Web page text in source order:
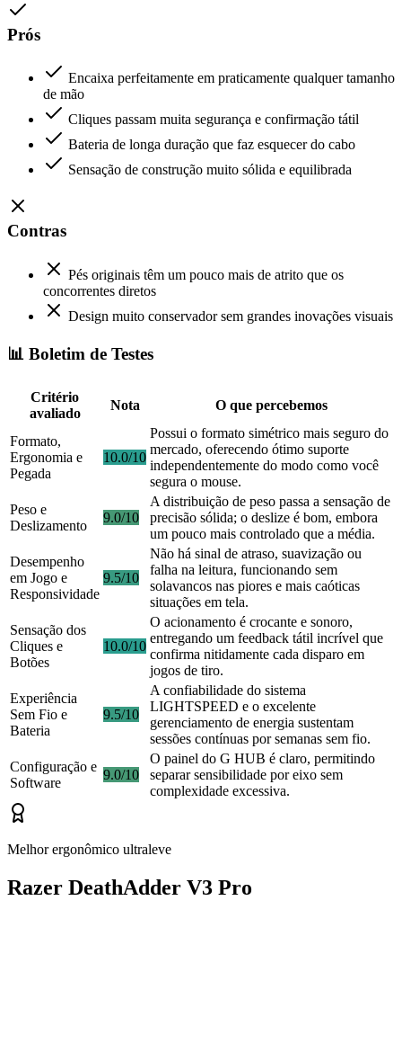
Prós
Encaixa perfeitamente em praticamente qualquer tamanho
de mão
Cliques passam muita segurança e confirmação tátil
Bateria de longa duração que faz esquecer do cabo
Sensação de construção muito sólida e equilibrada
Contras
Pés originais têm um pouco mais de atrito que os
concorrentes diretos
Design muito conservador sem grandes inovações visuais
📊 Boletim de Testes
Critério
avaliado
Nota O que percebemos
Formato,
Ergonomia e
Pegada
10.0/10
Possui o formato simétrico mais seguro do
mercado, oferecendo ótimo suporte
independentemente do modo como você
segura o mouse.
Peso e
Deslizamento
9.0/10
A distribuição de peso passa a sensação de
precisão sólida; o deslize é bom, embora
um pouco mais controlado que a média.
Desempenho
em Jogo e
Responsividade
9.5/10
Não há sinal de atraso, suavização ou
falha na leitura, funcionando sem
solavancos nas piores e mais caóticas
situações em tela.
Sensação dos
Cliques e
Botões
10.0/10
O acionamento é crocante e sonoro,
entregando um feedback tátil incrível que
confirma nitidamente cada disparo em
jogos de tiro.
Experiência
Sem Fio e
Bateria
9.5/10
A confiabilidade do sistema
LIGHTSPEED e o excelente
gerenciamento de energia sustentam
sessões contínuas por semanas sem fio.
Configuração e
Software
9.0/10
O painel do G HUB é claro, permitindo
separar sensibilidade por eixo sem
complexidade excessiva.
Melhor ergonômico ultraleve
Razer DeathAdder V3 Pro